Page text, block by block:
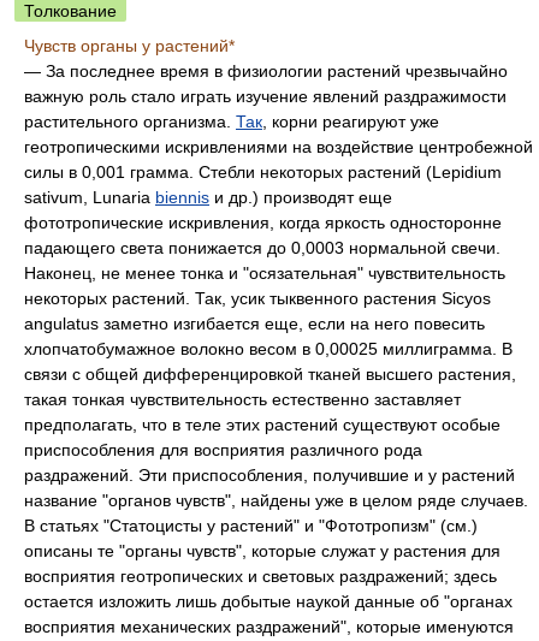
Толкование
Чувств органы у растений*
— За последнее время в физиологии растений чрезвычайно
важную роль стало играть изучение явлений раздражимости
растительного организма. Так , корни реагируют уже
геотропическими искривлениями на воздействие центробежной
силы в 0,001 грамма. Стебли некоторых растений (Lepidium
sativum, Lunaria biennis и др.) производят еще
фототропические искривления, когда яркость односторонне
падающего света понижается до 0,0003 нормальной свечи.
Наконец, не менее тонка и "осязательная" чувствительность
некоторых растений. Так, усик тыквенного растения Sicyos
angulatus заметно изгибается еще, если на него повесить
хлопчатобумажное волокно весом в 0,00025 миллиграмма. В
связи с общей дифференцировкой тканей высшего растения,
такая тонкая чувствительность естественно заставляет
предполагать, что в теле этих растений существуют особые
приспособления для восприятия различного рода
раздражений. Эти приспособления, получившие и у растений
название "органов чувств", найдены уже в целом ряде случаев.
В статьях "Статоцисты у растений" и "Фототропизм" (см.)
описаны те "органы чувств", которые служат у растения для
восприятия геотропических и световых раздражений; здесь
остается изложить лишь добытые наукой данные об "органах
восприятия механических раздражений", которые именуются